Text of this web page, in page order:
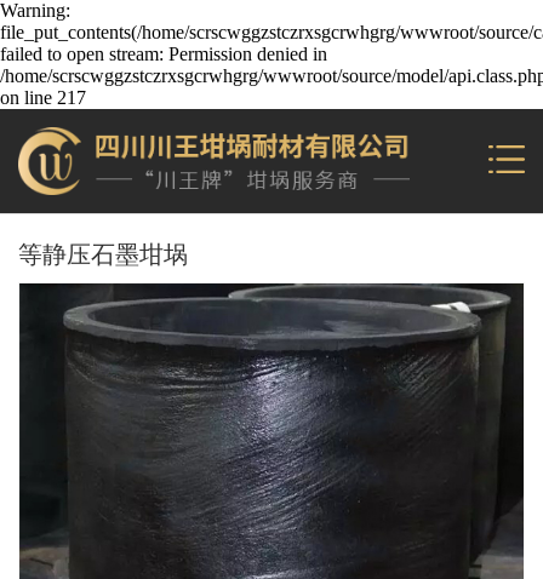
Warning:
file_put_contents(/home/scrscwggzstczrxsgcrwhgrg/wwwroot/source/
failed to open stream: Permission denied in
/home/scrscwggzstczrxsgcrwhgrg/wwwroot/source/model/
on line 217
等静压石墨坩埚